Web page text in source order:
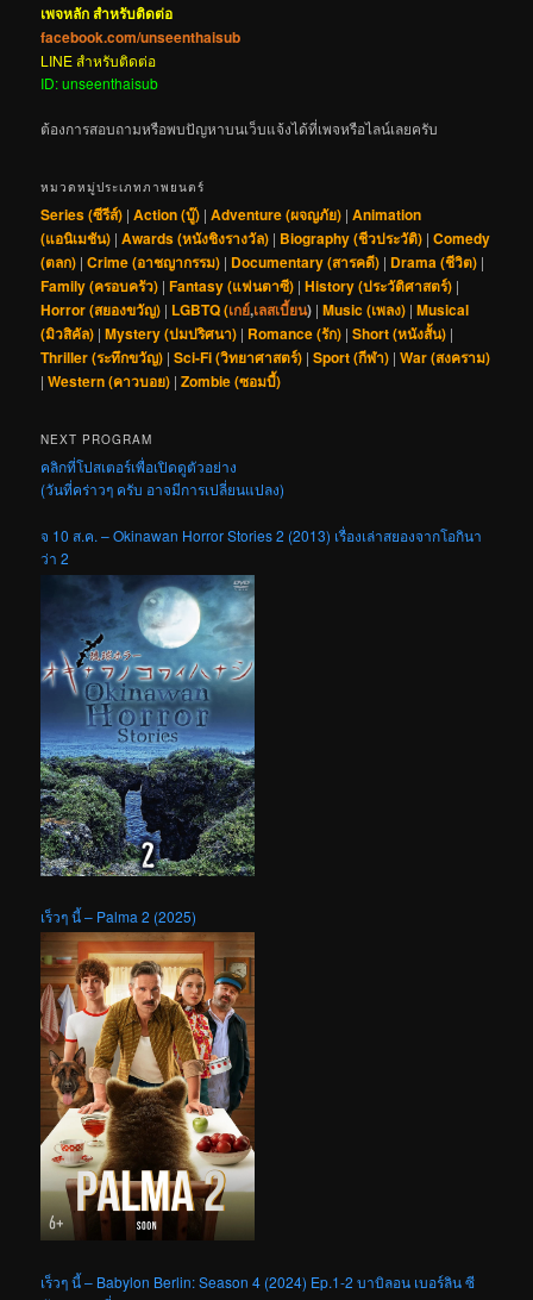
เพจหลัก สำหรับติดต่อ
facebook.com/unseenthaisub
LINE สำหรับติดต่อ
ID: unseenthaisub
ต้องการสอบถามหรือพบปัญหาบนเว็บแจ้งได้ที่เพจหรือไลน์เลยครับ
หมวดหมู่ประเภทภาพยนตร์
Series (ซีรีส์) |Action (บู๊) |Adventure (ผจญภัย) |Animation
(แอนิเมชัน) |Awards (หนังชิงรางวัล) | Biography (ชีวประวัติ) |Comedy
(ตลก) |Crime (อาชญากรรม) | Documentary (สารคดี) | Drama (ชีวิต) |
Family (ครอบครัว) |Fantasy (แฟนตาซี) |History (ประวัติศาสตร์) |
Horror (สยองขวัญ) | LGBTQ (เกย์,เลสเบี้ยน) |Music (เพลง) |Musical
(มิวสิคัล) |Mystery (ปมปริศนา) | Romance (รัก) |Short (หนังสั้น) |
Thriller (ระทึกขวัญ) |Sci-Fi (วิทยาศาสตร์) |Sport (กีฬา) |War (สงคราม)
|Western (คาวบอย) |Zombie (ซอมบี้)
NEXT PROGRAM
คลิกที่โปสเตอร์เพื่อเปิดดูตัวอย่าง
(วันที่คร่าวๆ ครับ อาจมีการเปลี่ยนแปลง)
จ 10 ส.ค. – Okinawan Horror Stories 2 (2013) เรื่องเล่าสยองจากโอกินา
ว่า 2
เร็วๆ นี้ – Palma 2 (2025)
เร็วๆ นี้ – Babylon Berlin: Season 4 (2024) Ep.1-2 บาบิลอน เบอร์ลิน ซี